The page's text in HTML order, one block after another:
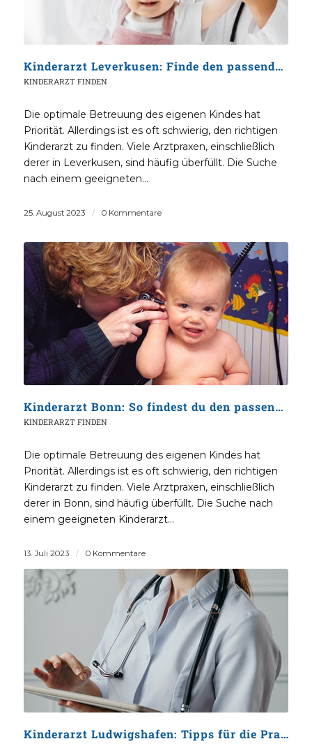
Kinderarzt Leverkusen: Finde den passenden Arzt
KINDERARZT FINDEN
Die optimale Betreuung des eigenen Kindes hat
Priorität. Allerdings ist es oft schwierig, den richtigen
Kinderarzt zu finden. Viele Arztpraxen, einschließlich
derer in Leverkusen, sind häufig überfüllt. Die Suche
nach einem geeigneten…
25. August 2023 / 0 Kommentare
Kinderarzt Bonn: So findest du den passenden Arzt
KINDERARZT FINDEN
Die optimale Betreuung des eigenen Kindes hat
Priorität. Allerdings ist es oft schwierig, den richtigen
Kinderarzt zu finden. Viele Arztpraxen, einschließlich
derer in Bonn, sind häufig überfüllt. Die Suche nach
einem geeigneten Kinderarzt…
13. Juli 2023 / 0 Kommentare
Kinderarzt Ludwigshafen: Tipps für die Praxissuche & den kinderärztlichen Notdienst